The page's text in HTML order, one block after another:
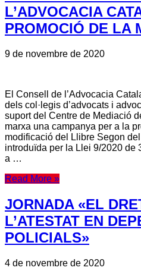
L’ADVOCACIA
PROMOCIÓ DE LA
9 de novembre de 2020
El Consell de l’Advocacia
dels col·legis d’advocats i
suport del Centre de Mediació
marxa una campanya per a la
modificació del Llibre Segon
introduïda per la Llei 9/2020 de
a …
Read More »
JORNADA «EL
L’ATESTAT EN
POLICIALS»
4 de novembre de 2020